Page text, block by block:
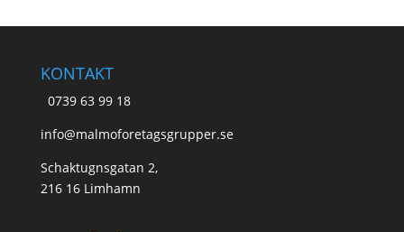
KONTAKT
0739 63 99 18
info@malmoforetagsgrupper.se
Schaktugnsgatan 2,
216 16 Limhamn